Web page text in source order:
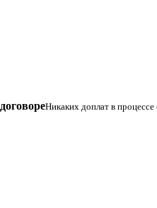
Никаких доплат в процессе